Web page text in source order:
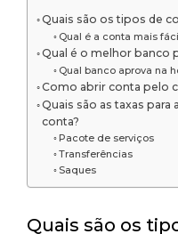
Quais são os tipos de
Qual é a conta mais
Qual é o melhor banco
Qual banco aprova na
Como abrir conta pelo
Quais são as taxas
conta?
Pacote de serviços
Transferências
Saques
Quais são os